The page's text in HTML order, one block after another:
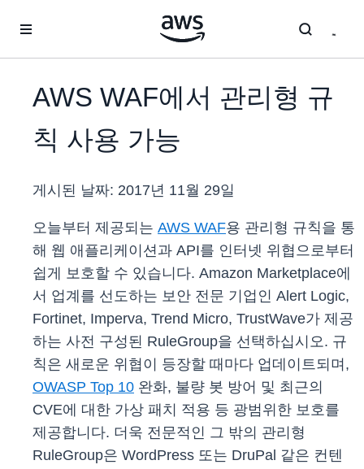
AWS WAF에서 관리형 규
칙 사용 가능
게시된 날짜: 2017년 11월 29일
오늘부터 제공되는 AWS WAF용 관리형 규칙을 통
해 웹 애플리케이션과 API를 인터넷 위협으로부터
쉽게 보호할 수 있습니다. Amazon Marketplace에
서 업계를 선도하는 보안 전문 기업인 Alert Logic,
Fortinet, Imperva, Trend Micro, TrustWave가 제공
하는 사전 구성된 RuleGroup을 선택하십시오. 규
칙은 새로운 위협이 등장할 때마다 업데이트되며,
OWASP Top 10 완화, 불량 봇 방어 및 최근의
CVE에 대한 가상 패치 적용 등 광범위한 보호를
제공합니다. 더욱 전문적인 그 밖의 관리형
RuleGroup은 WordPress 또는 DruPal 같은 컨텐